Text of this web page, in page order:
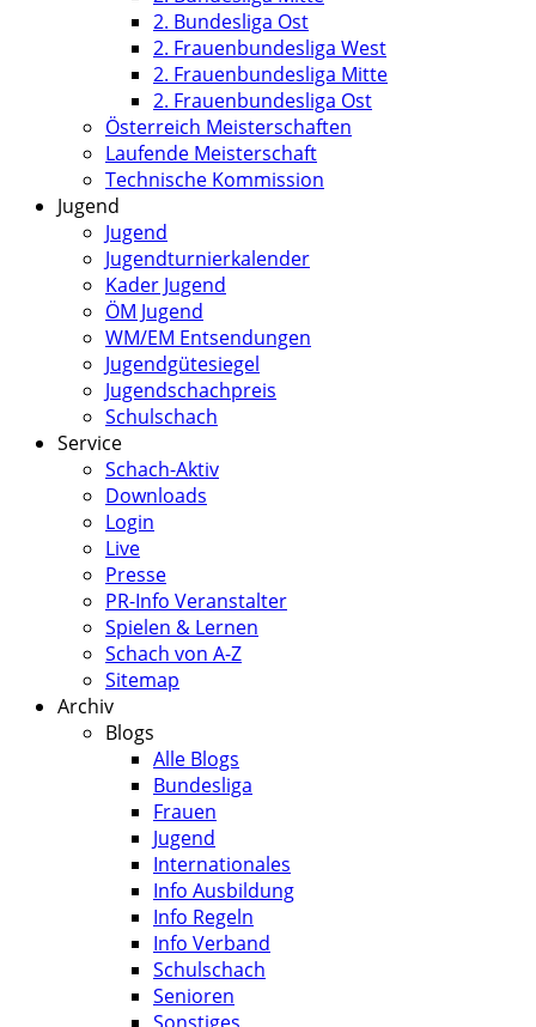
2. Bundesliga Ost
2. Frauenbundesliga West
2. Frauenbundesliga Mitte
2. Frauenbundesliga Ost
Österreich Meisterschaften
Laufende Meisterschaft
Technische Kommission
Jugend
Jugend
Jugendturnierkalender
Kader Jugend
ÖM Jugend
WM/EM Entsendungen
Jugendgütesiegel
Jugendschachpreis
Schulschach
Service
Schach-Aktiv
Downloads
Login
Live
Presse
PR-Info Veranstalter
Spielen & Lernen
Schach von A-Z
Sitemap
Archiv
Blogs
Alle Blogs
Bundesliga
Frauen
Jugend
Internationales
Info Ausbildung
Info Regeln
Info Verband
Schulschach
Senioren